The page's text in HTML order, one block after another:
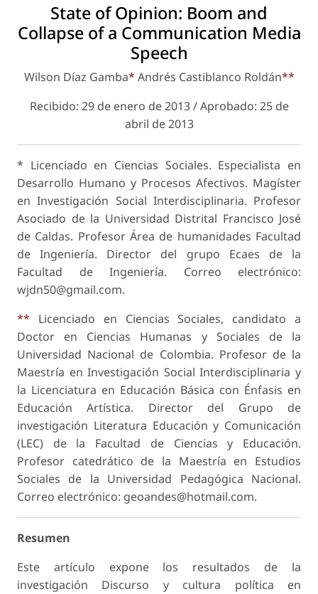
State of Opinion: Boom and
Collapse of a Communication Media
Speech
Wilson Díaz Gamba* Andrés Castiblanco Roldán**
Recibido: 29 de enero de 2013 / Aprobado: 25 de
abril de 2013
* Licenciado en Ciencias Sociales. Especialista en
Desarrollo Humano y Procesos Afectivos. Magíster
en Investigación Social Interdisciplinaria. Profesor
Asociado de la Universidad Distrital Francisco José
de Caldas. Profesor Área de humanidades Facultad
de Ingeniería. Director del grupo Ecaes de la
Facultad de Ingeniería. Correo electrónico:
wjdn50@gmail.com.
** Licenciado en Ciencias Sociales, candidato a
Doctor en Ciencias Humanas y Sociales de la
Universidad Nacional de Colombia. Profesor de la
Maestría en Investigación Social Interdisciplinaria y
la Licenciatura en Educación Básica con Énfasis en
Educación Artística. Director del Grupo de
investigación Literatura Educación y Comunicación
(LEC) de la Facultad de Ciencias y Educación.
Profesor catedrático de la Maestría en Estudios
Sociales de la Universidad Pedagógica Nacional.
Correo electrónico: geoandes@hotmail.com.
Resumen
Este artículo expone los resultados de la
investigación Discurso y cultura política en